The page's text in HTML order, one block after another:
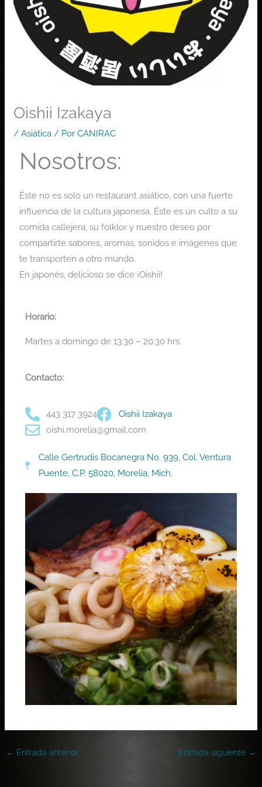
Oishii Izakaya
/Asiática / PorCANIRAC
Nosotros:
Éste no es solo un restaurant asiático, con una fuerte
influencia de la cultura japonesa. Éste es un culto a su
comida callejera, su folklor y nuestro deseo por
compartirte sabores, aromas, sonidos e imágenes que
te transporten a otro mundo.
En japonés, delicioso se dice ¡Oishii!
Horario:
Martes a domingo de 13:30 – 20:30 hrs.
Contacto:
443 317 3924
Oishii Izakaya
oishi.morelia@gmail.com
Calle Gertrudis Bocanegra No. 939, Col. Ventura
Puente, C.P. 58020, Morelia, Mich.
← Entrada anterior Entrada siguiente →